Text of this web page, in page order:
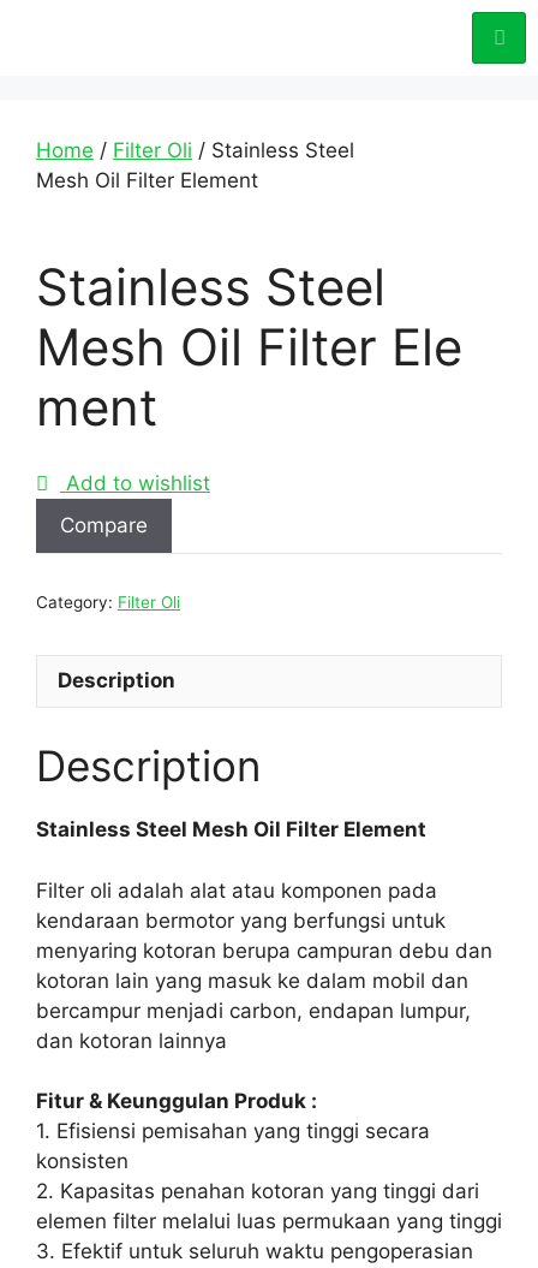
Home / Filter Oli / Stainless Steel
Mesh Oil Filter Element
Stainless Steel
Mesh Oil Filter Ele
ment
Add to wishlist
Compare
Category: Filter Oli
Description
Description
Stainless Steel Mesh Oil Filter Element
Filter oli adalah alat atau komponen pada
kendaraan bermotor yang berfungsi untuk
menyaring kotoran berupa campuran debu dan
kotoran lain yang masuk ke dalam mobil dan
bercampur menjadi carbon, endapan lumpur,
dan kotoran lainnya
Fitur & Keunggulan Produk :
1. Efisiensi pemisahan yang tinggi secara
konsisten
2. Kapasitas penahan kotoran yang tinggi dari
elemen filter melalui luas permukaan yang tinggi
3. Efektif untuk seluruh waktu pengoperasian